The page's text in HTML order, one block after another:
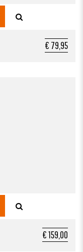
€ 79,95
€ 159,00